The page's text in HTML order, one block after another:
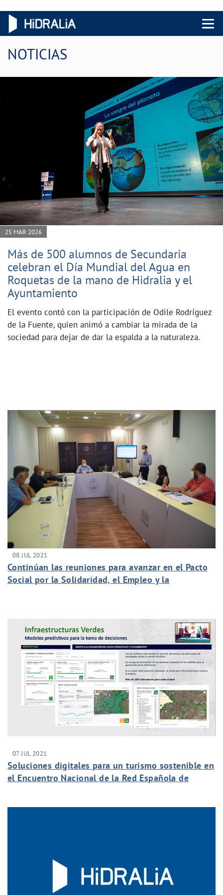
Menu
NOTICIAS
25 MAR 2026
Más de 500 alumnos de Secundaria
celebran el Día Mundial del Agua en
Roquetas de la mano de Hidralia y el
Ayuntamiento
El evento contó con la participación de Odile Rodríguez
de la Fuente, quien animó a cambiar la mirada de la
sociedad para dejar de dar la espalda a la naturaleza.
08 JUL 2021
Continúan las reuniones para avanzar en el Pacto
Social por la Solidaridad, el Empleo y la
07 JUL 2021
Soluciones digitales para un turismo sostenible en
el Encuentro Nacional de la Red Española de